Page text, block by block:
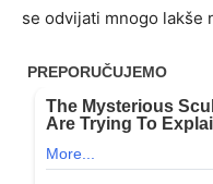
se odvijati mnogo lakše